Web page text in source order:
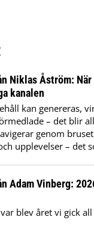
Niklas Åström:
kanalen
kan genereras,
– det blir
genom
upplevelser – det
Adam Vinberg:
blev året vi gick